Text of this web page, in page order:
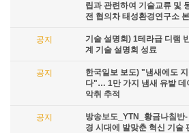
립과 관련하여 기술교류 및
전 협의차 태성환경연구소
공지
기술 설명회) 1테라급 디램
계 기술 설명회 성료
공지
한국일보 보도) "냄새에도
다"… 1만 가지 냄새 유발 데
악취 추적
공지
방송보도_YTN_황금나침반
경 시대에 발맞춘 혁신 기술